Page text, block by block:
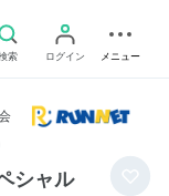
索
ログイン メニュー
シャル